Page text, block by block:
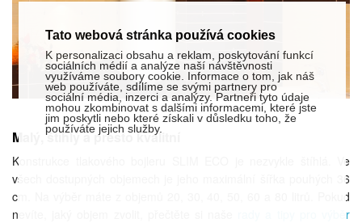
Malý, štíhlý a přesto kvalitní
Konstrukce tlakového bojleru SLIM ECO je nezvykle štíhlá. Ve
všech dostupných objemech je jeho maximální šířka pouhých 36
cm. Na výběr máte z objemů 20, 30, 40, 50, 60 a 80 litrů. Pokud
nevíte, jaký objem zvolit, přečtěte si naše
rady a tipy pro výběr
Tato webová stránka používá cookies
K personalizaci obsahu a reklam, poskytování funkcí
sociálních médií a analýze naší návštěvnosti
využíváme soubory cookie. Informace o tom, jak náš
web používáte, sdílíme se svými partnery pro
sociální média, inzerci a analýzy. Partneři tyto údaje
mohou zkombinovat s dalšími informacemi, které jste
jim poskytli nebo které získali v důsledku toho, že
používáte jejich služby.